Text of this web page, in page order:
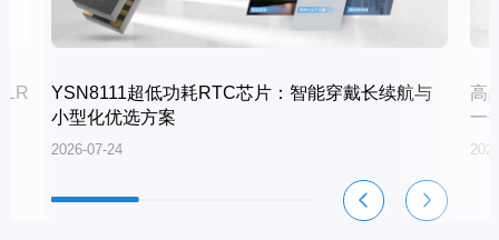
YSN8111超低功耗RTC芯片：智能穿戴长续航与
小型化优选方案
2026-07-24
高
一